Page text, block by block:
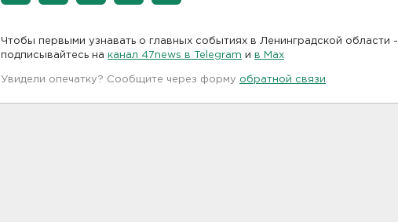
Чтобы первыми узнавать о главных событиях в Ленинградской области -
подписывайтесь на канал 47news в Telegram и в Maх
Увидели опечатку? Сообщите через форму обратной связи